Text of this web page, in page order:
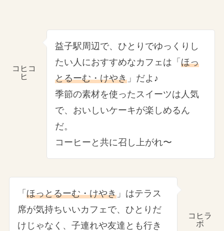
コヒコ
ヒ
益子駅周辺で、ひとりでゆっくりし
たい人におすすめなカフェは「ほっ
とるーむ・けやき 」だよ♪
季節の素材を使ったスイーツは人気
で、おいしいケーキが楽しめるん
だ。
コーヒーと共に召し上がれ〜
コヒラ
ボ
「ほっとるーむ・けやき 」はテラス
席が気持ちいいカフェで、ひとりだ
けじゃなく、子連れや友達とも行き